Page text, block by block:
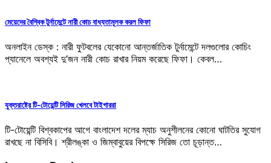
মেয়েদের বৈশ্বিক টুর্নামেন্টে নারী কোচ বাধ্যতামূলক করল ফিফা
অনলাইন ডেস্ক : নারী ফুটবলের যেকোনো আন্তর্জাতিক টুর্নামেন্টে দলগুলোর কোচিং
প্যানেলে অবশ্যই দু’জন নারী কোচ রাখার নিয়ম করেছে ফিফা। কেবল…
যুক্তরাষ্ট্রে টি-টোয়েন্টি সিরিজ খেলবে টাইগাররা
টি-টোয়েন্টি বিশ্বকাপের আগে বাংলাদেশ দলের ম্যাচ অনুশীলনের কোনো ঘাটতির সুযোগ
রাখছে না বিসিবি। শ্রীলঙ্কা ও জিম্বাবুয়ের বিপক্ষে সিরিজ তো চূড়ান্ত…